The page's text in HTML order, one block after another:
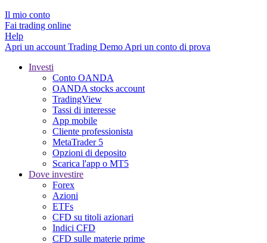
Il mio conto
Fai trading online
Help
Apri un account Trading Demo Apri un conto di prova
Investi
Conto OANDA
OANDA stocks account
TradingView
Tassi di interesse
App mobile
Cliente professionista
MetaTrader 5
Opzioni di deposito
Scarica l'app o MT5
Dove investire
Forex
Azioni
ETFs
CFD su titoli azionari
Indici CFD
CFD sulle materie prime